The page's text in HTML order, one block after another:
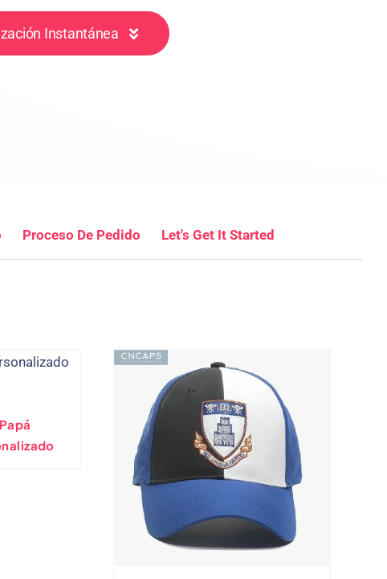
Instantánea
Proceso De Pedido Let's Get It Started